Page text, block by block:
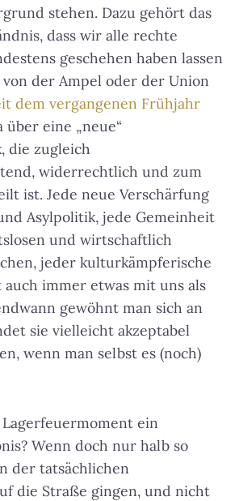
stehen. Dazu gehört das
dass wir alle rechte
geschehen haben lassen
von der Ampel oder der Union
dem vergangenen Frühjahr
eine „neue“
die zugleich
widerrechtlich und zum
ist. Jede neue Verschärfung
Asylpolitik, jede Gemeinheit
und wirtschaftlich
jeder kulturkämpferische
immer etwas mit uns als
gewöhnt man sich an
sie vielleicht akzeptabel
wenn man selbst es (noch)
ein
Wenn doch nur halb so
der tatsächlichen
die Straße gingen, und nicht